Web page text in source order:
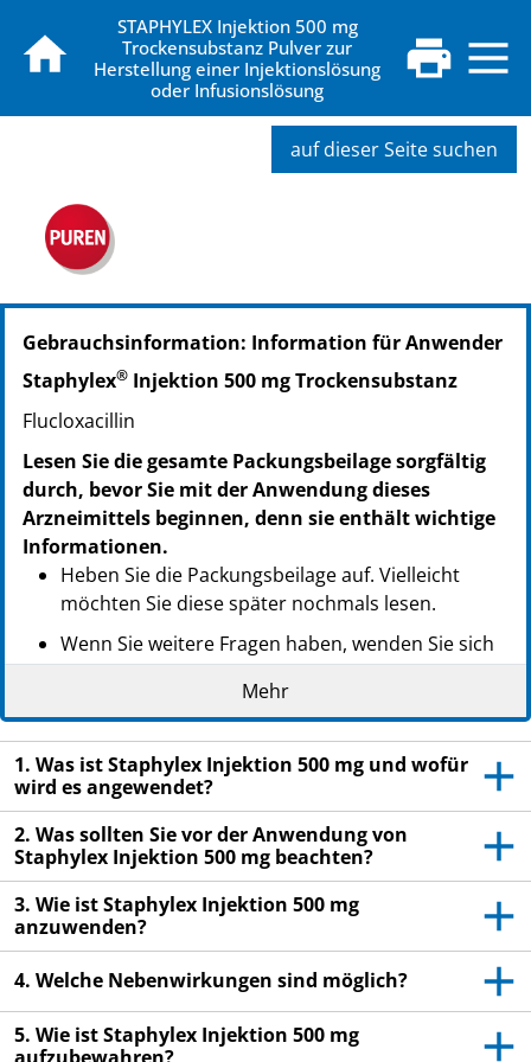
STAPHYLEX Injektion 500 mg
Trockensubstanz Pulver zur
Herstellung einer Injektionslösung
oder Infusionslösung
auf dieser Seite suchen
PZN: 08630485
PPN: 110863048595
NTIN: 04150086304854
Gebrauchsinformation: Information für Anwender
Staphylex® Injektion 500 mg Trockensubstanz
Flucloxacillin
Lesen Sie die gesamte Packungsbeilage sorgfältig
durch, bevor Sie mit der Anwendung dieses
Arzneimittels beginnen, denn sie enthält wichtige
Informationen.
Heben Sie die Packungsbeilage auf. Vielleicht
möchten Sie diese später nochmals lesen.
Wenn Sie weitere Fragen haben, wenden Sie sich
an Ihren Arzt, Apotheker oder das medizinische
Dieses Arzneimittel wurde Ihnen persönlich
verschrieben. Geben Sie es nicht an Dritte weiter.
Es kann anderen Menschen schaden, auch wenn
diese die gleichen Beschwerden haben wie Sie.
Wenn Sie Nebenwirkungen bemerken, wenden Sie
sich an Ihren Arzt, Apotheker oder das
medizinische Fachpersonal. Dies gilt auch für
Nebenwirkungen, die nicht in dieser
Packungsbeilage angegeben sind. Siehe Abschnitt
4.
Mehr
1. Was ist Staphylex Injektion 500 mg und wofür
wird es angewendet?
2. Was sollten Sie vor der Anwendung von
Staphylex Injektion 500 mg beachten?
3. Wie ist Staphylex Injektion 500 mg
anzuwenden?
4. Welche Nebenwirkungen sind möglich?
5. Wie ist Staphylex Injektion 500 mg
aufzubewahren?